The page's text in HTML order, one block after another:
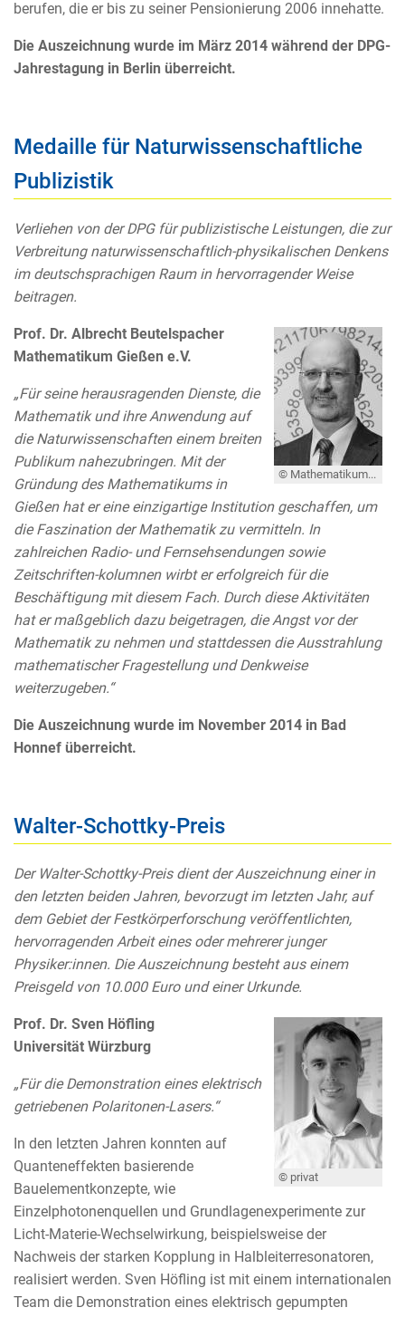
berufen, die er bis zu seiner Pensionierung 2006 innehatte.
Die Auszeichnung wurde im März 2014 während der DPG-
Jahrestagung in Berlin überreicht.
Medaille für Naturwissenschaftliche
Publizistik
Verliehen von der DPG für publizistische Leistungen, die zur
Verbreitung naturwissenschaftlich-physikalischen Denkens
im deutschsprachigen Raum in hervorragender Weise
beitragen.
© Mathematikum Gießen e. V.
Prof. Dr. Albrecht Beutelspacher
Mathematikum Gießen e.V.
„Für seine herausragenden Dienste, die
Mathematik und ihre Anwendung auf
die Naturwissenschaften einem breiten
Publikum nahezubringen. Mit der
Gründung des Mathematikums in
Gießen hat er eine einzigartige Institution geschaffen, um
die Faszination der Mathematik zu vermitteln. In
zahlreichen Radio- und Fernsehsendungen sowie
Zeitschriften-kolumnen wirbt er erfolgreich für die
Beschäftigung mit diesem Fach. Durch diese Aktivitäten
hat er maßgeblich dazu beigetragen, die Angst vor der
Mathematik zu nehmen und stattdessen die Ausstrahlung
mathematischer Fragestellung und Denkweise
weiterzugeben.“
Die Auszeichnung wurde im November 2014 in Bad
Honnef überreicht.
Walter-Schottky-Preis
Der Walter-Schottky-Preis dient der Auszeichnung einer in
den letzten beiden Jahren, bevorzugt im letzten Jahr, auf
dem Gebiet der Festkörperforschung veröffentlichten,
hervorragenden Arbeit eines oder mehrerer junger
Physiker:innen. Die Auszeichnung besteht aus einem
Preisgeld von 10.000 Euro und einer Urkunde.
© privat
Prof. Dr. Sven Höfling
Universität Würzburg
„Für die Demonstration eines elektrisch
getriebenen Polaritonen-Lasers.“
In den letzten Jahren konnten auf
Quanteneffekten basierende
Bauelementkonzepte, wie
Einzelphotonenquellen und Grundlagenexperimente zur
Licht-Materie-Wechselwirkung, beispielsweise der
Nachweis der starken Kopplung in Halbleiterresonatoren,
realisiert werden. Sven Höfling ist mit einem internationalen
Team die Demonstration eines elektrisch gepumpten